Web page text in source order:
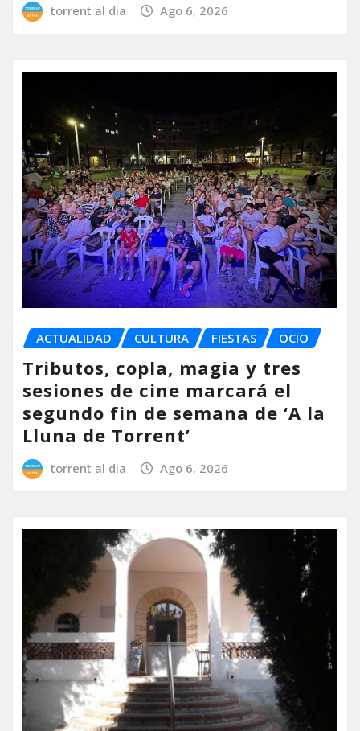
torrent al dia Ago 6, 2026
ACTUALIDAD CULTURA FIESTAS OCIO
Tributos, copla, magia y tres
sesiones de cine marcará el
segundo fin de semana de ‘A la
Lluna de Torrent’
torrent al dia Ago 6, 2026